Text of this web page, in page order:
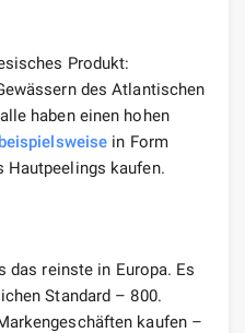
Produkt:
des Atlantischen
haben einen hohen
beispielsweise in Form
Hautpeelings kaufen.
das reinste in Europa. Es
Standard – 800.
kaufen –